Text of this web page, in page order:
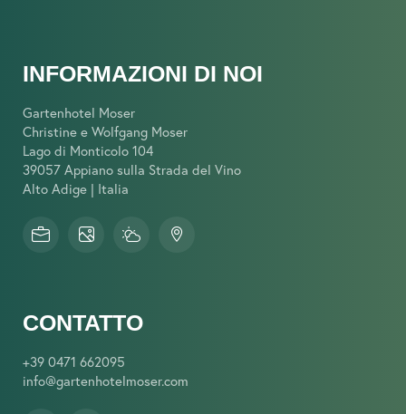
INFORMAZIONI DI NOI
Gartenhotel Moser
Christine e Wolfgang Moser
Lago di Monticolo 104
39057 Appiano sulla Strada del Vino
Alto Adige | Italia
CONTATTO
+39 0471 662095
info@gartenhotelmoser.com